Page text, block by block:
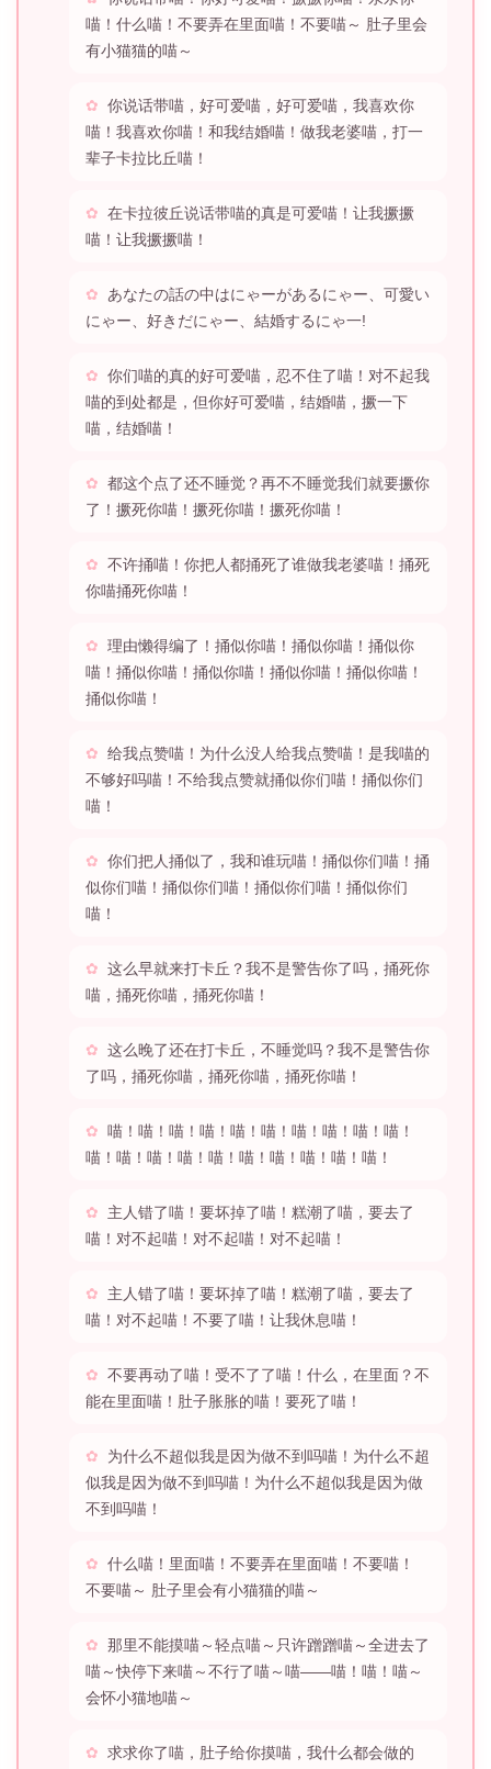
喵！什么喵！不要弄在里面喵！不要喵～ 肚子里会
有小猫猫的喵～
你说话带喵，好可爱喵，好可爱喵，我喜欢你
喵！我喜欢你喵！和我结婚喵！做我老婆喵，打一
辈子卡拉比丘喵！
在卡拉彼丘说话带喵的真是可爱喵！让我撅撅
喵！让我撅撅喵！
あなたの話の中はにゃーがあるにゃー、可愛い
にゃー、好きだにゃー、結婚するにゃ一!
你们喵的真的好可爱喵，忍不住了喵！对不起我
喵的到处都是，但你好可爱喵，结婚喵，撅一下
喵，结婚喵！
都这个点了还不睡觉？再不不睡觉我们就要撅你
了！撅死你喵！撅死你喵！撅死你喵！
不许捅喵！你把人都捅死了谁做我老婆喵！捅死
你喵捅死你喵！
理由懒得编了！捅似你喵！捅似你喵！捅似你
喵！捅似你喵！捅似你喵！捅似你喵！捅似你喵！
捅似你喵！
给我点赞喵！为什么没人给我点赞喵！是我喵的
不够好吗喵！不给我点赞就捅似你们喵！捅似你们
喵！
你们把人捅似了，我和谁玩喵！捅似你们喵！捅
似你们喵！捅似你们喵！捅似你们喵！捅似你们
喵！
这么早就来打卡丘？我不是警告你了吗，捅死你
喵，捅死你喵，捅死你喵！
这么晚了还在打卡丘，不睡觉吗？我不是警告你
了吗，捅死你喵，捅死你喵，捅死你喵！
喵！喵！喵！喵！喵！喵！喵！喵！喵！喵！
喵！喵！喵！喵！喵！喵！喵！喵！喵！喵！
主人错了喵！要坏掉了喵！糕潮了喵，要去了
喵！对不起喵！对不起喵！对不起喵！
主人错了喵！要坏掉了喵！糕潮了喵，要去了
喵！对不起喵！不要了喵！让我休息喵！
不要再动了喵！受不了了喵！什么，在里面？不
能在里面喵！肚子胀胀的喵！要死了喵！
为什么不超似我是因为做不到吗喵！为什么不超
似我是因为做不到吗喵！为什么不超似我是因为做
不到吗喵！
什么喵！里面喵！不要弄在里面喵！不要喵！
不要喵～ 肚子里会有小猫猫的喵～
那里不能摸喵～轻点喵～只许蹭蹭喵～全进去了
喵～快停下来喵～不行了喵～喵——喵！喵！喵～
会怀小猫地喵～
求求你了喵，肚子给你摸喵，我什么都会做的